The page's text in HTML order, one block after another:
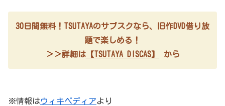
30日間無料！TSUTAYAのサブスクなら、旧作DVD借り放
題で楽しめる！
＞＞詳細は【TSUTAYA DISCAS】 から
※情報はウィキペディアより